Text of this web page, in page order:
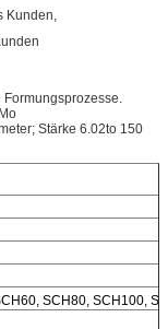
Kunden,
Stärke 6.02to 150
SCH80, SCH100,